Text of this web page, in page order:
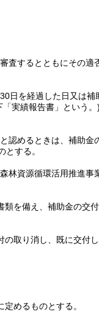
査するとともにその
日を経過した日又は
「実績報告書」という。)
認めるときは、補助
とする。
林資源循環活用推進事
を備え、補助金の交
取り消し、既に交付
めるものとする。